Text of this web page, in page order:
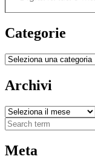
Categorie
Categorie
Archivi
Archivi
Meta